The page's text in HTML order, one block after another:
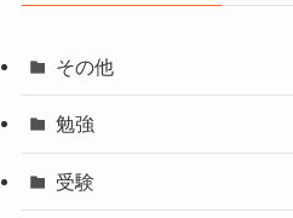
その他
勉強
受験